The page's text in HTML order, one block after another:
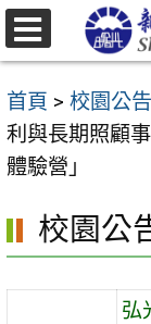
跳
至
要
內
容
首頁 > 校園公告
利與長期照顧
體驗營」
校園公
弘
選
單